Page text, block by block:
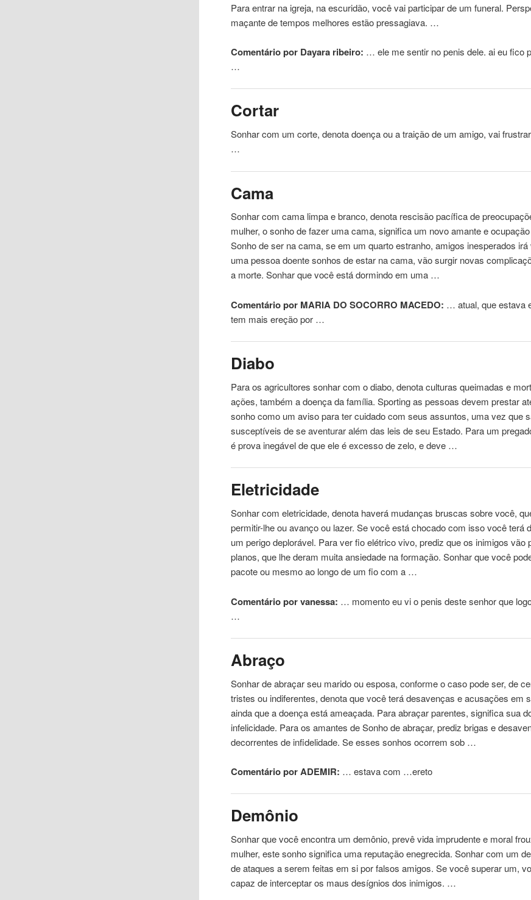
Para entrar na igreja, na escuridão, você vai participar de um funeral.
maçante de tempos melhores estão pressagiava. …
Comentário por Dayara ribeiro: … ele me sentir nopenis dele. ai eu fico
…
Cortar
Sonhar com um corte, denota doença ou a traição de um amigo, vai
…
Cama
Sonhar com cama limpa e branco, denota rescisão pacífica de
mulher, o sonho de fazer uma cama, significa um novo amante e
Sonho de ser na cama, se em um quarto estranho, amigos inesperados
uma pessoa doente sonhos de estar na cama, vão surgir novas
a morte. Sonhar que você está dormindo em uma …
Comentário por MARIA DO SOCORRO MACEDO: … atual, que estava
tem mais ereção por …
Diabo
Para os agricultores sonhar com o diabo, denota culturas queimadas e
ações, também a doença da família. Sporting as pessoas devem prestar
sonho como um aviso para ter cuidado com seus assuntos, uma vez que
susceptíveis de se aventurar além das leis de seu Estado. Para um
é prova inegável de que ele é excesso de zelo, e deve …
Eletricidade
Sonhar com eletricidade, denota haverá mudanças bruscas sobre você,
permitir-lhe ou avanço ou lazer. Se você está chocado com isso você terá
um perigo deplorável. Para ver fio elétrico vivo, prediz que os inimigos vão
planos, que lhe deram muita ansiedade na formação. Sonhar que você
pacote ou mesmo ao longo de um fio com a …
Comentário por vanessa: … momento eu vi openis deste senhor que
…
Abraço
Sonhar de abraçar seu marido ou esposa, conforme o caso pode ser, de
tristes ou indiferentes, denota que você terá desavenças e acusações em
ainda que a doença está ameaçada. Para abraçar parentes, significa sua
infelicidade. Para os amantes de Sonho de abraçar, prediz brigas e
decorrentes de infidelidade. Se esses sonhos ocorrem sob …
Comentário por ADEMIR: … estava com …ereto
Demônio
Sonhar que você encontra um demônio, prevê vida imprudente e moral
mulher, este sonho significa uma reputação enegrecida. Sonhar com um
de ataques a serem feitas em si por falsos amigos. Se você superar um,
capaz de interceptar os maus desígnios dos inimigos. …